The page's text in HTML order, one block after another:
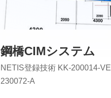
鋼橋CIMシステム
NETIS登録技術 KK-200014-VE
230072-A